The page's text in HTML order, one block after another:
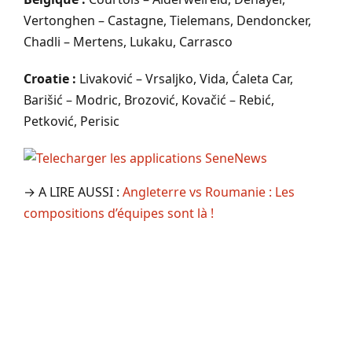
Vertonghen – Castagne, Tielemans, Dendoncker,
Chadli – Mertens, Lukaku, Carrasco
Croatie : Livaković – Vrsaljko, Vida, Ćaleta Car,
Barišić – Modric, Brozović, Kovačić – Rebić,
Petković, Perisic
→ A LIRE AUSSI : Angleterre vs Roumanie : Les
compositions d’équipes sont là !